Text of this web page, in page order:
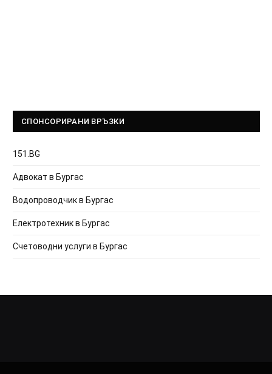
СПОНСОРИРАНИ ВРЪЗКИ
151.BG
Адвокат в Бургас
Водопроводчик в Бургас
Електротехник в Бургас
Счетоводни услуги в Бургас